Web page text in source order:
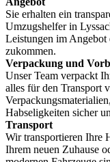
Sie erhalten ein
Umzugshelfer in
Leistungen im Angebot
zukommen.
Verpackung und
Unser Team verpackt
alles für den Transport
Habseligkeiten sicher
Transport
Wir transportieren Ihre
Ihrem neuen Zuhause